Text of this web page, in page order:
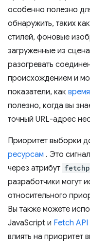
особенно полезно
обнаружить, таких
стилей, фоновые
загруженные из
разогревать
происхождением и
показатели, как
полезно, когда вы
точный URL-адрес
Приоритет выборки
ресурсам . Это
через атрибут
разработчики могут
относительного
Вы также можете
JavaScript и Fetch API
влиять на приоритет